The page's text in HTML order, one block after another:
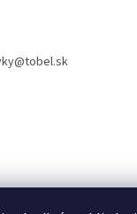
@tobel.sk